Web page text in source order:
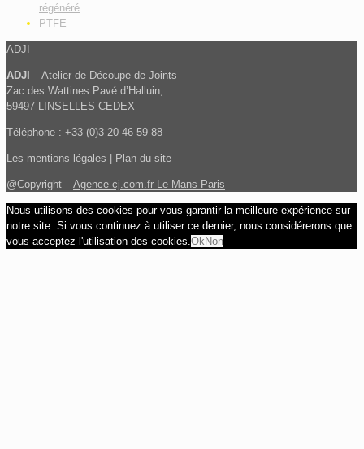
régénéré
PTFE
ADJI
ADJI – Atelier de Découpe de Joints
Zac des Wattines Pavé d’Halluin,
59497 LINSELLES CEDEX
Téléphone : +33 (0)3 20 46 59 88
Les mentions légales Plan du site
@Copyright – Agence cj.com.fr Le Mans Paris
Nous utilisons des cookies pour vous garantir la meilleure expérience sur
notre site. Si vous continuez à utiliser ce dernier, nous considérerons que
vous acceptez l'utilisation des cookies.OkNon